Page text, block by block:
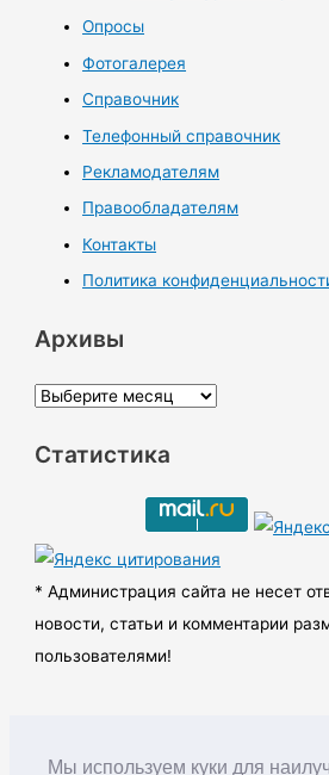
Мы используем куки для
Опросы
Фотогалерея
Справочник
Телефонный справочник
Рекламодателям
Правообладателям
Контакты
Политика
Архивы
А
х
ы
Статистика
* Администрация сайта не несет
новости, статьи и комментарии
пользователями!